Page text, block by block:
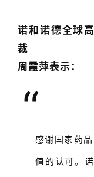
诺和诺德全球
裁
周霞萍表示：
“
感谢国家药
值的认可。